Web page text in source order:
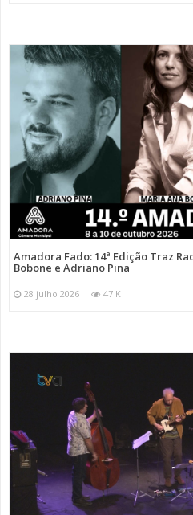
Amadora Fado: 14ª Edição Traz
Bobone e Adriano Pina
28 julho 2026 47 K